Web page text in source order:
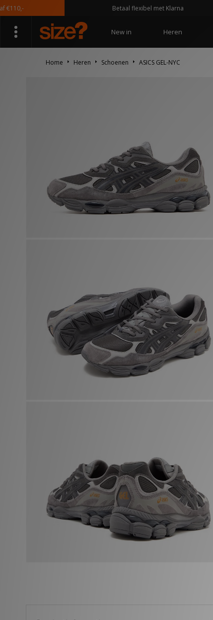
Betaal flexibel met Klarna
New in Heren
Home Heren Schoenen ASICS GEL-NYC